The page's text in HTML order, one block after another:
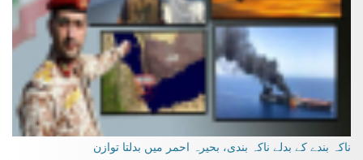
ناکہ بندے کے بدلے ناکہ بندی، بحیرہ احمر میں بدلتا توازن